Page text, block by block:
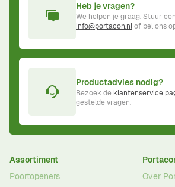
Heb je vragen?
We helpen je graag. Stuur
info@portacon.nlof bel ons
Productadvies nodig?
Bezoek de klantenservice
gestelde vragen.
Assortiment
Poortopeners
Over